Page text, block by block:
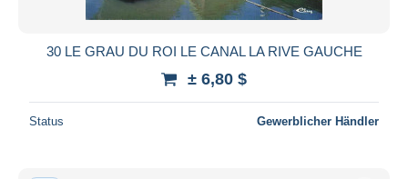
30 LE GRAU DU ROI LE CANAL LA RIVE GAUCHE
± 6,80 $
Status Gewerblicher Händler